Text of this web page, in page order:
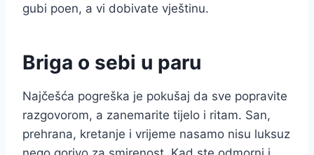
gubi poen, a vi dobivate vještinu.
Briga o sebi u paru
Najčešća pogreška je pokušaj da sve popravite
razgovorom, a zanemarite tijelo i ritam. San,
prehrana, kretanje i vrijeme nasamo nisu luksuz